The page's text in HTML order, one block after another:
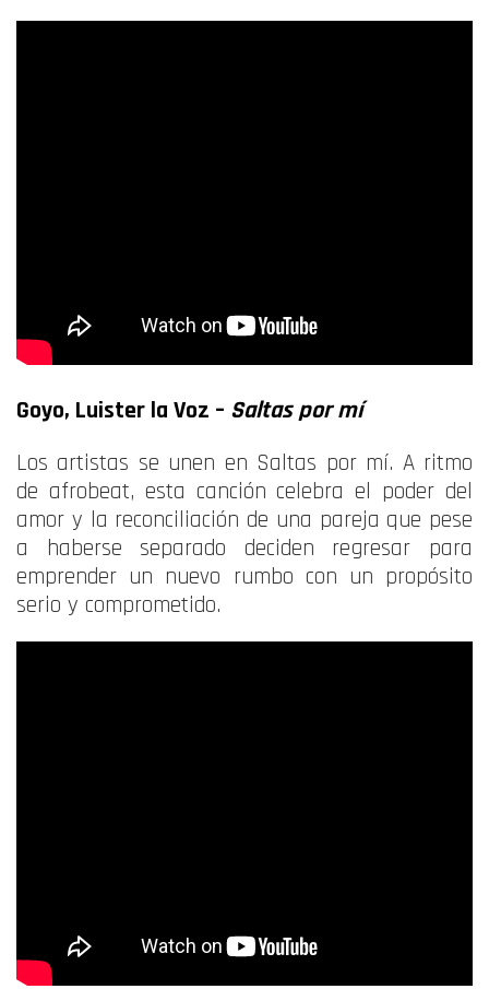
Goyo, Luister la Voz – Saltas por mí
Los artistas se unen en Saltas por mí. A ritmo
de afrobeat, esta canción celebra el poder del
amor y la reconciliación de una pareja que pese
a haberse separado deciden regresar para
emprender un nuevo rumbo con un propósito
serio y comprometido.